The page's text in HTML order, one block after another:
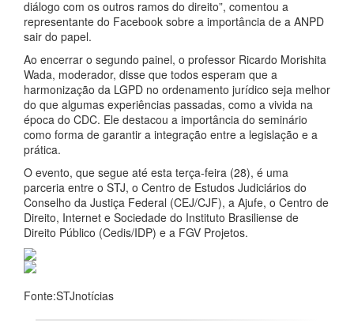
diálogo com os outros ramos do direito”, comentou a
representante do Facebook sobre a importância de a ANPD
sair do papel.
Ao encerrar o segundo painel, o professor Ricardo Morishita
Wada, moderador, disse que todos esperam que a
harmonização da LGPD no ordenamento jurídico seja melhor
do que algumas experiências passadas, como a vivida na
época do CDC. Ele destacou a importância do seminário
como forma de garantir a integração entre a legislação e a
prática.
O evento, que segue até esta terça-feira (28), é uma
parceria entre o STJ, o Centro de Estudos Judiciários do
Conselho da Justiça Federal (CEJ/CJF), a Ajufe, o Centro de
Direito, Internet e Sociedade do Instituto Brasiliense de
Direito Público (Cedis/IDP) e a FGV Projetos.
Fonte:STJnotícias